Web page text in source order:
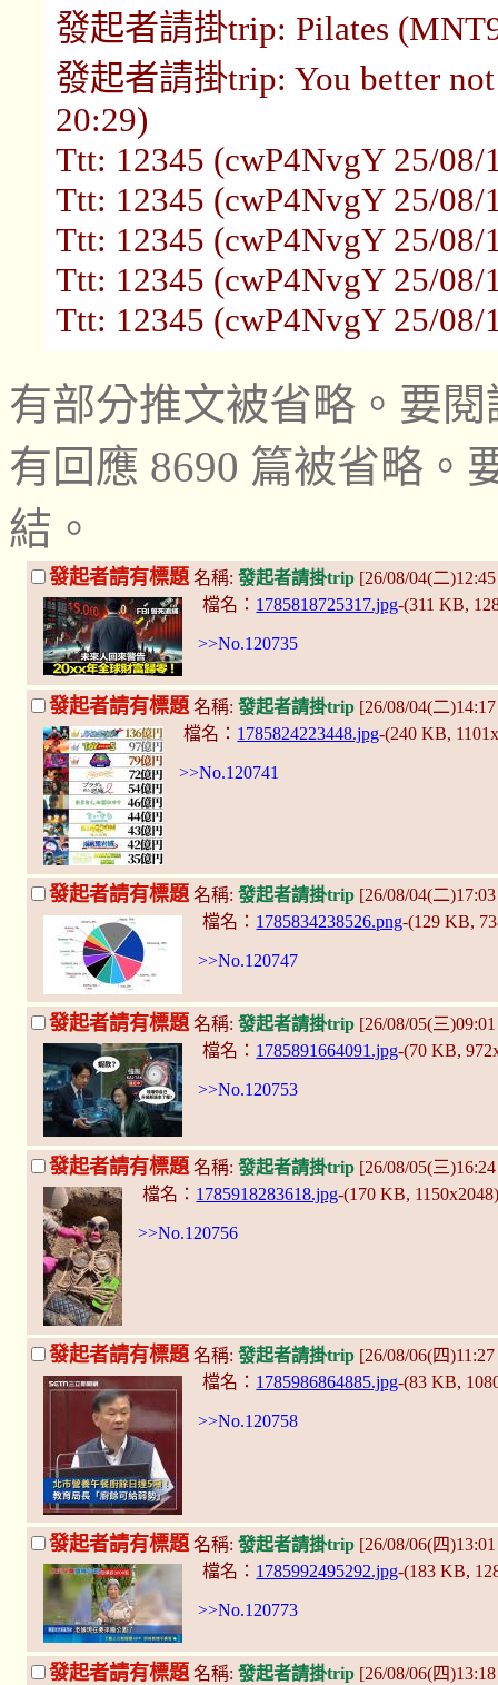
發起者請掛trip: Pilates
發起者請掛trip: You better
20:29)
Ttt: 12345 (cwP4NvgY 25/08/
Ttt: 12345 (cwP4NvgY 25/08/
Ttt: 12345 (cwP4NvgY 25/08/
Ttt: 12345 (cwP4NvgY 25/08/
Ttt: 12345 (cwP4NvgY 25/08/
有部分推文被省略。要
有回應 8690 篇被省略。
結。
發起者請有標題 名稱: 發起者請掛trip [26/08/04(二
檔名： 1785818725317.jpg-(311 KB,
>>No.120735
發起者請有標題 名稱: 發起者請掛trip [26/08/04(二
檔名： 1785824223448.jpg-(240 KB,
>>No.120741
發起者請有標題名稱: 發起者請掛trip [26/08/04(二
檔名： 1785834238526.png-(129 KB,
>>No.120747
發起者請有標題 名稱: 發起者請掛trip [26/08/05(三
檔名： 1785891664091.jpg-(70 KB,
>>No.120753
發起者請有標題 名稱: 發起者請掛trip [26/08/05(三
檔名： 1785918283618.jpg-(170 KB,
>>No.120756
發起者請有標題名稱: 發起者請掛trip [26/08/06(四
檔名： 1785986864885.jpg-(83 KB,
>>No.120758
發起者請有標題 名稱: 發起者請掛trip [26/08/06(四
檔名： 1785992495292.jpg-(183 KB,
>>No.120773
發起者請有標題 名稱: 發起者請掛trip [26/08/06(四